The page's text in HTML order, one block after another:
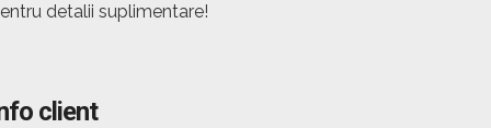
detalii suplimentare!
client